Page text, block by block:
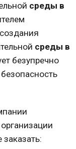
среды в
среды в
безупречно